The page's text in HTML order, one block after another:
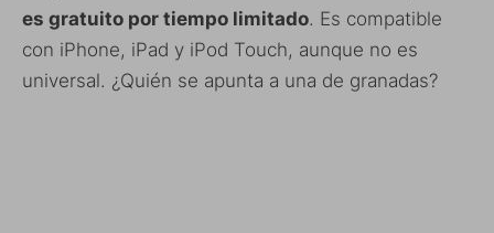
es gratuito por tiempo limitado. Es compatible
con iPhone, iPad y iPod Touch, aunque no es
universal. ¿Quién se apunta a una de granadas?